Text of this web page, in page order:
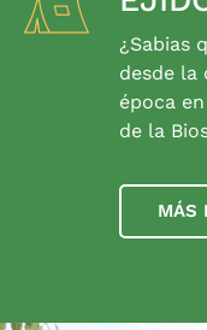
¿Sabias
desde la
época
de la
MÁS